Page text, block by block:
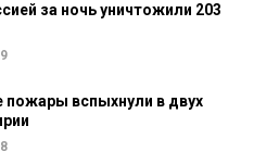
за ночь уничтожили 203
вспыхнули в двух